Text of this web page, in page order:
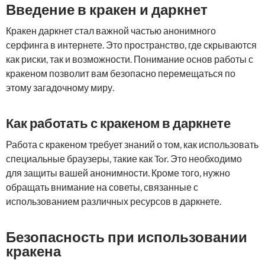
Введение в кракен и даркнет
Кракен даркнет стал важной частью анонимного
серфинга в интернете. Это пространство, где скрываются
как риски, так и возможности. Понимание основ работы с
кракеном позволит вам безопасно перемещаться по
этому загадочному миру.
Как работать с кракеном в даркнете
Работа с кракеном требует знаний о том, как использовать
специальные браузеры, такие как Tor. Это необходимо
для защиты вашей анонимности. Кроме того, нужно
обращать внимание на советы, связанные с
использованием различных ресурсов в даркнете.
Безопасность при использовании
кракена